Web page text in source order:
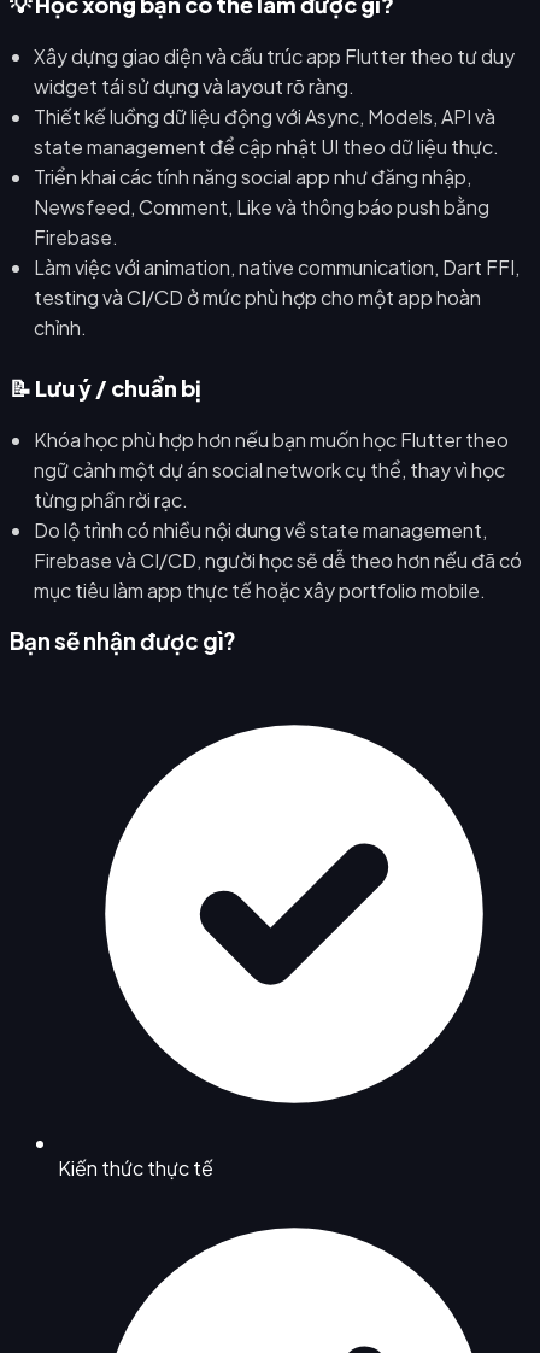
Xây dựng giao diện và cấu trúc app Flutter theo tư duy
widget tái sử dụng và layout rõ ràng.
Thiết kế luồng dữ liệu động với Async, Models, API và
state management để cập nhật UI theo dữ liệu thực.
Triển khai các tính năng social app như đăng nhập,
Newsfeed, Comment, Like và thông báo push bằng
Firebase.
Làm việc với animation, native communication, Dart FFI,
testing và CI/CD ở mức phù hợp cho một app hoàn
chỉnh.
📝 Lưu ý / chuẩn bị
Khóa học phù hợp hơn nếu bạn muốn học Flutter theo
ngữ cảnh một dự án social network cụ thể, thay vì học
từng phần rời rạc.
Do lộ trình có nhiều nội dung về state management,
Firebase và CI/CD, người học sẽ dễ theo hơn nếu đã có
mục tiêu làm app thực tế hoặc xây portfolio mobile.
Bạn sẽ nhận được gì?
Kiến thức thực tế